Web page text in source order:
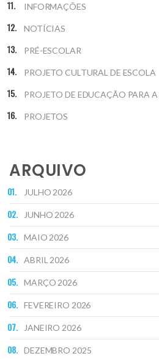
INFORMAÇÕES
NOTÍCIAS
PRÉ-ESCOLAR
PROJETO CULTURAL DE ESCOLA
PROJETO DE EDUCAÇÃO PARA A
PROJETOS
ARQUIVO
JULHO 2026
JUNHO 2026
MAIO 2026
ABRIL 2026
MARÇO 2026
FEVEREIRO 2026
JANEIRO 2026
DEZEMBRO 2025